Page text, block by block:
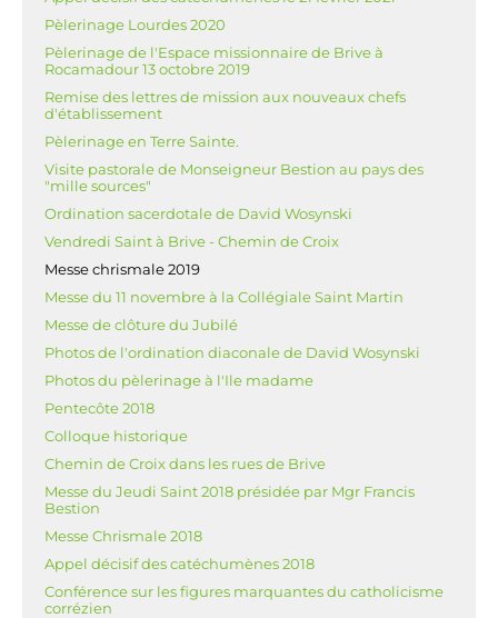
Pèlerinage Lourdes 2020
Pèlerinage de l'Espace missionnaire de Brive à
Rocamadour 13 octobre 2019
Remise des lettres de mission aux nouveaux chefs
d'établissement
Pèlerinage en Terre Sainte.
Visite pastorale de Monseigneur Bestion au pays des
"mille sources"
Ordination sacerdotale de David Wosynski
Vendredi Saint à Brive - Chemin de Croix
Messe chrismale 2019
Messe du 11 novembre à la Collégiale Saint Martin
Messe de clôture du Jubilé
Photos de l'ordination diaconale de David Wosynski
Photos du pèlerinage à l'Ile madame
Pentecôte 2018
Colloque historique
Chemin de Croix dans les rues de Brive
Messe du Jeudi Saint 2018 présidée par Mgr Francis
Bestion
Messe Chrismale 2018
Appel décisif des catéchumènes 2018
Conférence sur les figures marquantes du catholicisme
corrézien